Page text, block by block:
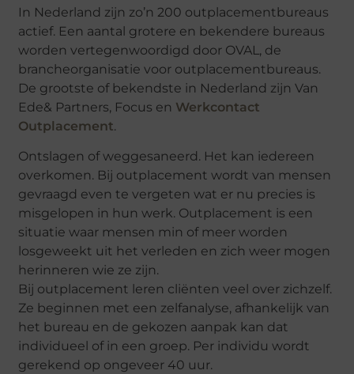
In Nederland zijn zo’n 200 outplacementbureaus
actief. Een aantal grotere en bekendere bureaus
worden vertegenwoordigd door OVAL, de
brancheorganisatie voor outplacementbureaus.
De grootste of bekendste in Nederland zijn Van
Ede& Partners, Focus en Werkcontact
Outplacement.
Ontslagen of weggesaneerd. Het kan iedereen
overkomen. Bij outplacement wordt van mensen
gevraagd even te vergeten wat er nu precies is
misgelopen in hun werk. Outplacement is een
situatie waar mensen min of meer worden
losgeweekt uit het verleden en zich weer mogen
herinneren wie ze zijn.
Bij outplacement leren cliënten veel over zichzelf.
Ze beginnen met een zelfanalyse, afhankelijk van
het bureau en de gekozen aanpak kan dat
individueel of in een groep. Per individu wordt
gerekend op ongeveer 40 uur.